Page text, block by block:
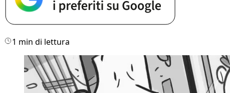
1 min di lettura